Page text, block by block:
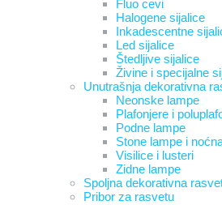
Fluo cevi
Halogene sijalice
Inkadescentne
Led sijalice
Štedljive sijalice
Živine i specijalne
Unutrašnja dekorativna
Neonske lampe
Plafonjere i
Podne lampe
Stone lampe i
Visilice i lusteri
Zidne lampe
Spoljna dekorativna
Pribor za rasvetu